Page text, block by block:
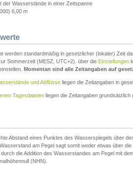
der Wasserstände in einer Zeitspanne
6,00 m
werden standardmäßig in gesetzlicher (lokaler) Zeit
Sommerzeit (MESZ, UTC+2). über die Einstellungen
Momentan sind alle Zeitangaben auf
und Abflüsse liegen die Zeitangaben in
Tagesdateien liegen die Zeitangaben
Abstand eines Punktes des Wasserspiegels über
am Pegel sagt somit weder etwas über
die Addition des Wasserstandes am Pegel mit
(NHN).